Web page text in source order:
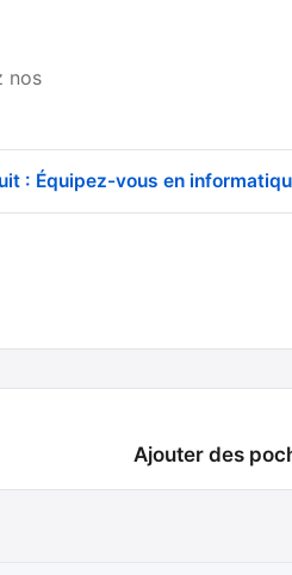
nos
: Équipez-vous en
Ajouter des